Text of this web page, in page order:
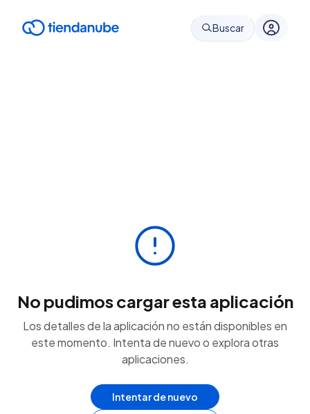
Buscar
No pudimos cargar esta aplicación
Los detalles de la aplicación no están disponibles en
este momento. Intenta de nuevo o explora otras
aplicaciones.
Intentar de nuevo